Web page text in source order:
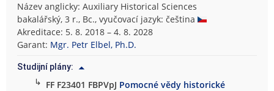
Název anglicky: Auxiliary Historical Sciences
bakalářský, 3 r., Bc., vyučovací jazyk: čeština
Akreditace: 5. 8. 2018 – 4. 8. 2028
Garant: Mgr. Petr Elbel, Ph.D.
Studijní plány:
↳ FF F23401 FBPVpJ Pomocné vědy historické